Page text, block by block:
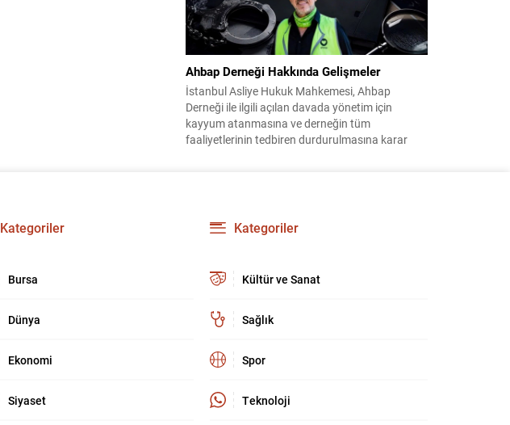
Ahbap Derneği Hakkında Gelişmeler
İstanbul Asliye Hukuk Mahkemesi, Ahbap
Derneği ile ilgili açılan davada yönetim için
kayyum atanmasına ve derneğin tüm
faaliyetlerinin tedbiren durdurulmasına karar
Müdürlüğü ve İstanbul...
Kategoriler
Bursa
Dünya
Ekonomi
Siyaset
Kategoriler
Kültür ve Sanat
Sağlık
Spor
Teknoloji